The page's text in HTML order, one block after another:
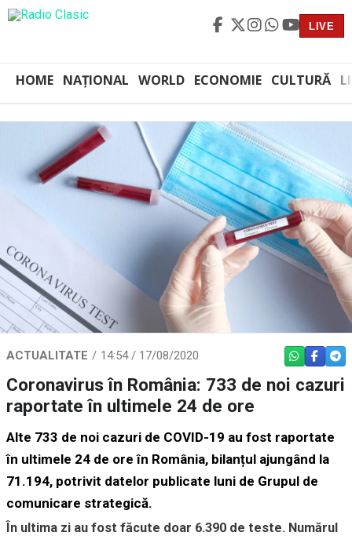
LIVE
HOME NAȚIONAL WORLD ECONOMIE CULTURĂ
ACTUALITATE 14:54 / 17/08/2020 WHATSAPP
Coronavirus în România: 733 de noi cazuri
raportate în ultimele 24 de ore
Alte 733 de noi cazuri de COVID-19 au fost raportate
în ultimele 24 de ore în România, bilanțul ajungând la
71.194, potrivit datelor publicate luni de Grupul de
comunicare strategică.
În ultima zi au fost făcute doar 6.390 de teste. Numărul